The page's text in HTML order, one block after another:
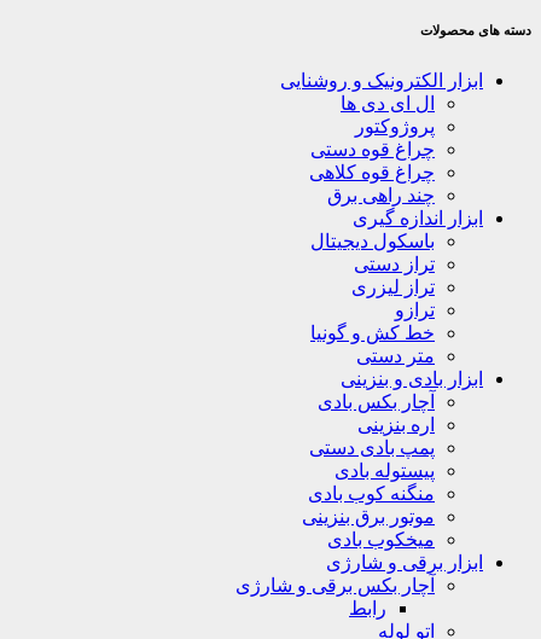
دسته های محصولات
ابزار الکترونیک و روشنایی
ال ای دی ها
پروژوکتور
چراغ قوه دستی
چراغ قوه کلاهی
چند راهی برق
ابزار اندازه گیری
باسکول دیجیتال
تراز دستی
تراز لیزری
ترازو
خط کش و گونیا
متر دستی
ابزار بادی و بنزینی
آچار بکس بادی
اره بنزینی
پمپ بادی دستی
پیستوله بادی
منگنه کوب بادی
موتور برق بنزینی
میخکوب بادی
ابزار برقی و شارژی
آچار بکس برقی و شارژی
رابط
اتو لوله